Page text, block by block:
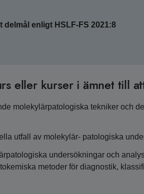
enligt HSLF-FS 2021:8
eller kurser i ämnet till
molekylärpatologiska tekniker och
utfall av molekylär- patologiska
undersökningar och
metoder för diagnostik,